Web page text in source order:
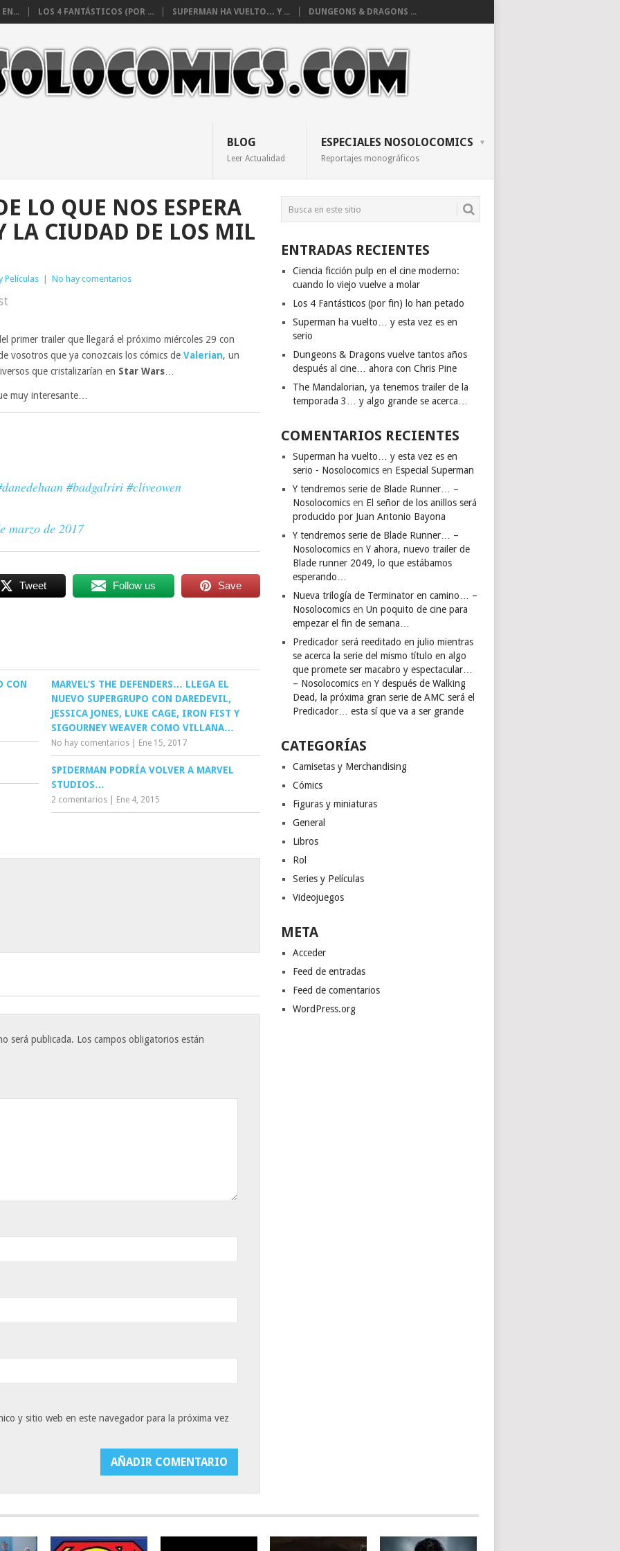
LOS 4 FANTÁSTICOS (POR ... SUPERMAN HA VUELTO… Y ... DUNGEONS & DRAGONS ...
BLOG
Leer Actualidad
ESPECIALES NOSOLOCOMICS
Reportajes monográficos
LO QUE NOS ESPERA
LA CIUDAD DE LOS MIL
Películas No hay comentarios
primer trailer que llegará el próximo miércoles 29 con
vosotros que ya conozcais los cómics de Valerian, un
que cristalizarían en Star Wars
muy interesante…
#badgalriri #cliveowen
marzo de 2017
Tweet Follow us Save
CON
MARVEL’S THE DEFENDERS… LLEGA EL
NUEVO SUPERGRUPO CON DAREDEVIL,
JESSICA JONES, LUKE CAGE, IRON FIST Y
SIGOURNEY WEAVER COMO VILLANA…
No hay comentarios Ene 15, 2017
SPIDERMAN PODRÍA VOLVER A MARVEL
STUDIOS…
2 comentarios Ene 4, 2015
será publicada. Los campos obligatorios están
y sitio web en este navegador para la próxima vez
ENTRADAS RECIENTES
Ciencia ficción pulp en el cine moderno:
cuando lo viejo vuelve a molar
Los 4 Fantásticos (por fin) lo han petado
Superman ha vuelto… y esta vez es en
serio
Dungeons & Dragons vuelve tantos años
después al cine… ahora con Chris Pine
The Mandalorian, ya tenemos trailer de la
temporada 3… y algo grande se acerca…
COMENTARIOS RECIENTES
Superman ha vuelto… y esta vez es en
serio - Nosolocomics en Especial Superman
Y tendremos serie de Blade Runner… –
Nosolocomics en El señor de los anillos será
producido por Juan Antonio Bayona
Y tendremos serie de Blade Runner… –
Nosolocomics enY ahora, nuevo trailer de
Blade runner 2049, lo que estábamos
esperando…
Nueva trilogía de Terminator en camino… –
Nosolocomics enUn poquito de cine para
empezar el fin de semana…
Predicador será reeditado en julio mientras
se acerca la serie del mismo título en algo
que promete ser macabro y espectacular…
– Nosolocomics enY después de Walking
Dead, la próxima gran serie de AMC será el
Predicador… esta sí que va a ser grande
CATEGORÍAS
Camisetas y Merchandising
Cómics
Figuras y miniaturas
General
Libros
Rol
Series y Películas
Videojuegos
META
Acceder
Feed de entradas
Feed de comentarios
WordPress.org